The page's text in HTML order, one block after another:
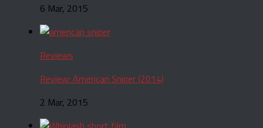
6 Mar, 2015
Reviews
Review: American Sniper (2014)
2 Mar, 2015